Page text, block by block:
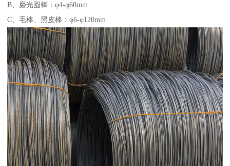
B、磨光圆棒：φ4-φ60mm
C、毛棒、黑皮棒：φ6-φ120mm